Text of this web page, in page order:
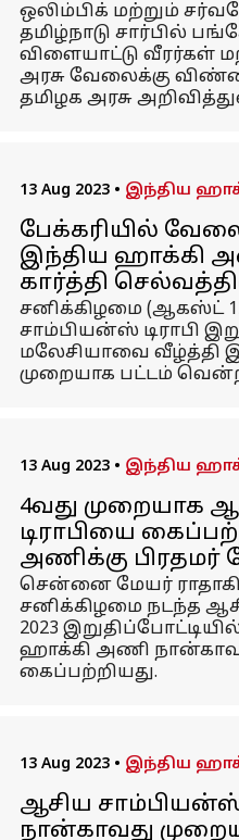
ஒலிம்பிக் மற்றும்
தமிழ்நாடு சார்பில்
விளையாட்டு வீரர்கள்
அரசு வேலைக்கு
தமிழக அரசு
13 Aug 2023 • இந்திய
பேக்கரியில்
இந்திய ஹாக்கி
கார்த்தி
சனிக்கிழமை (ஆகஸ்ட்
சாம்பியன்ஸ் டிராபி
மலேசியாவை வீழ்த்தி
முறையாக பட்டம்
13 Aug 2023 • இந்திய
4வது முறையாக
டிராபியை
அணிக்கு பிரதமர்
சென்னை மேயர்
சனிக்கிழமை நடந்த
2023
ஹாக்கி அணி
கைப்பற்றியது.
13 Aug 2023 • இந்திய
ஆசிய சாம்பியன்ஸ்
நான்காவது